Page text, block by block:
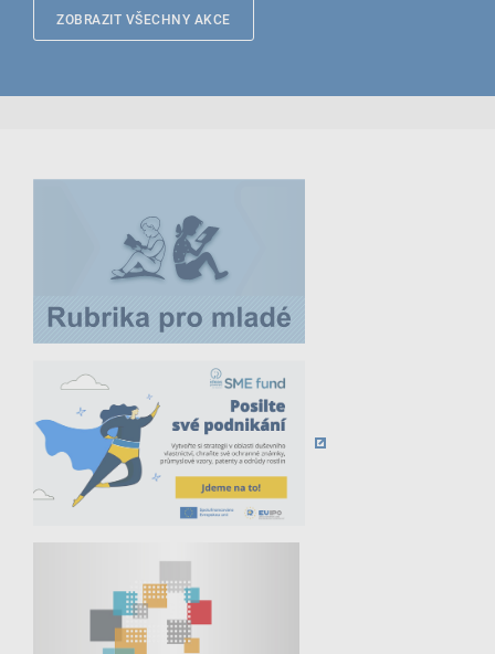
ZOBRAZIT VŠECHNY AKCE